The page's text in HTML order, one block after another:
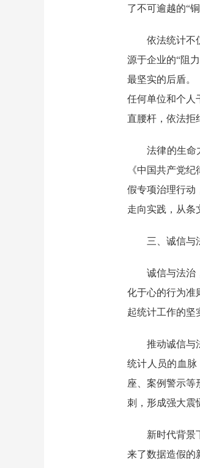
了不可逾越的“
依法统计不
源于企业的“阻
最坚实的后盾。
任何单位和个人
直腰杆，依法拒
法律的生命
《中国共产党
假专项治理行动
走向实践，从条
三、诚信与
诚信与法治
化于心的行为准
起统计工作的坚
推动诚信与
统计人员的血脉
座、案例警示
刺，形成强大震
新时代背景
来了数据造假的